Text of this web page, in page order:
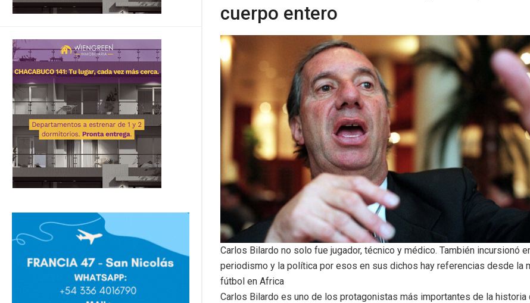
cuerpo entero
Carlos Bilardo no solo fue jugador, técnico y médico. También incursionó
periodismo y la política por esos en sus dichos hay referencias desde la
fútbol en Africa
Carlos Bilardo es uno de los protagonistas más importantes de la